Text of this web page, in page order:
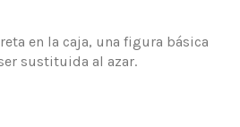
en la caja, una figura básica
sustituida al azar.